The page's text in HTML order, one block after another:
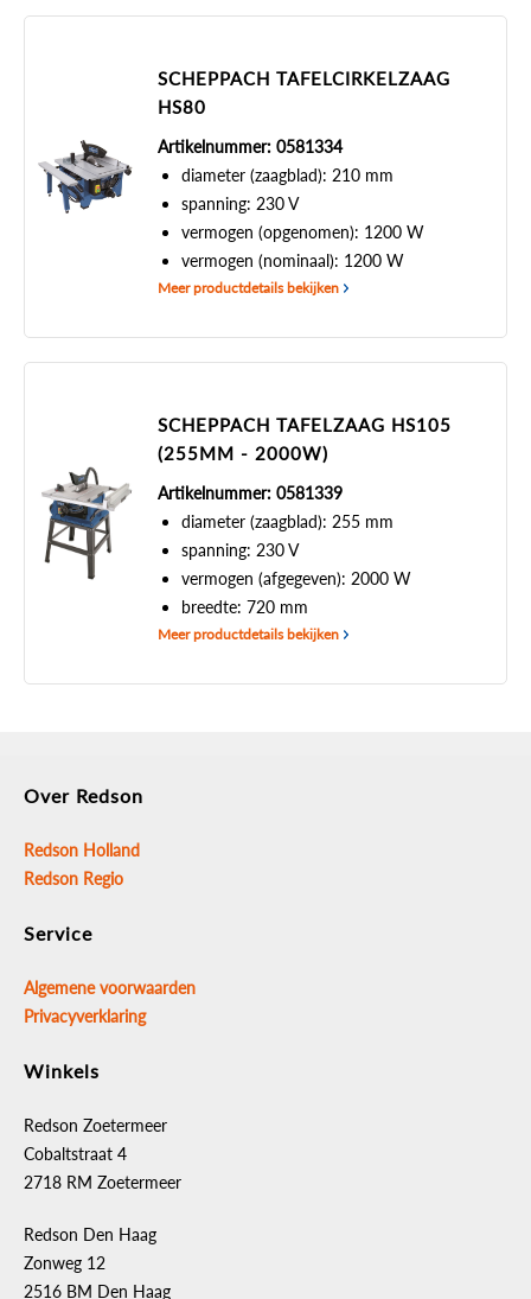
SCHEPPACH TAFELCIRKELZAAG
HS80
Artikelnummer: 0581334
diameter (zaagblad): 210 mm
spanning: 230 V
vermogen (opgenomen): 1200 W
vermogen (nominaal): 1200 W
Meer productdetails bekijken
SCHEPPACH TAFELZAAG HS105
(255MM - 2000W)
Artikelnummer: 0581339
diameter (zaagblad): 255 mm
spanning: 230 V
vermogen (afgegeven): 2000 W
breedte: 720 mm
Meer productdetails bekijken
Over Redson
Redson Holland
Redson Regio
Service
Algemene voorwaarden
Privacyverklaring
Winkels
Redson Zoetermeer
Cobaltstraat 4
2718 RM Zoetermeer
Redson Den Haag
Zonweg 12
2516 BM Den Haag